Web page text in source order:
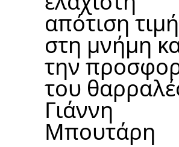
απότιση
στη μνήμη
την
του
Γιάννη
Μπουτάρη